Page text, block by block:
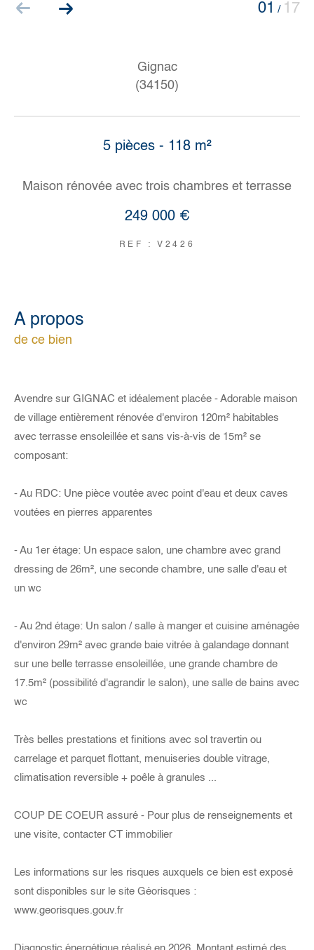
01 / 17
Gignac
(34150)
5 pièces - 118 m²
Maison rénovée avec trois chambres et terrasse
249 000 €
REF : V2426
a propos
de ce bien
Avendre sur GIGNAC et idéalement placée - Adorable maison
de village entièrement rénovée d'environ 120m² habitables
avec terrasse ensoleillée et sans vis-à-vis de 15m² se
composant:
- Au RDC: Une pièce voutée avec point d'eau et deux caves
voutées en pierres apparentes
- Au 1er étage: Un espace salon, une chambre avec grand
dressing de 26m², une seconde chambre, une salle d'eau et
un wc
- Au 2nd étage: Un salon / salle à manger et cuisine aménagée
d'environ 29m² avec grande baie vitrée à galandage donnant
sur une belle terrasse ensoleillée, une grande chambre de
17.5m² (possibilité d'agrandir le salon), une salle de bains avec
wc
Très belles prestations et finitions avec sol travertin ou
carrelage et parquet flottant, menuiseries double vitrage,
climatisation reversible + poêle à granules ...
COUP DE COEUR assuré - Pour plus de renseignements et
une visite, contacter CT immobilier
Les informations sur les risques auxquels ce bien est exposé
sont disponibles sur le site Géorisques :
www.georisques.gouv.fr